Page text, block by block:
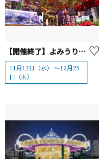
【開催終了】よみうりランドHANA・BIYORI「HANA・BIYORIのクリスマス2025」
11月12日（水） ～12月25
日（木）